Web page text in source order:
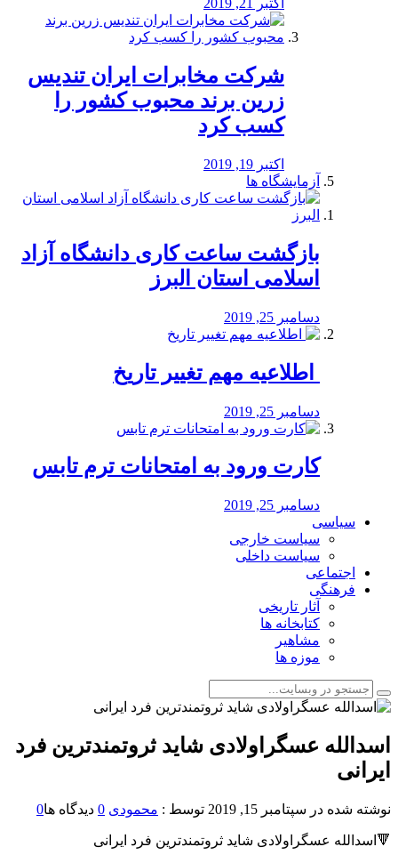
اکتبر 21, 2019
شرکت مخابرات ایران تندیس
زرین برند محبوب کشور را
کسب کرد
اکتبر 19, 2019
آزمایشگاه ها
بازگشت ساعت کاری دانشگاه آزاد
اسلامی استان البرز
دسامبر 25, 2019
️ اطلاعیه مهم تغییر تاریخ
دسامبر 25, 2019
کارت ورود به امتحانات ترم تابس
دسامبر 25, 2019
سیاسی
سیاست خارجی
سیاست داخلی
اجتماعی
فرهنگی
آثار تاریخی
کتابخانه ها
مشاهیر
موزه ها
اسدالله عسگراولادی شاید ثروتمندترین فرد
ایرانی
نوشته شده در سپتامبر 15, 2019 توسط : محمودی 0 دیدگاه ها0
🔻اسدالله عسگراولادی شاید ثروتمندترین فرد ایرانی